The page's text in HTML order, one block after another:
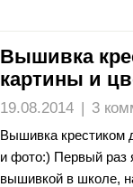
Вышивка
картины и
19.08.2014 | 3
Вышивка крестиком
и фото:) Первый раз
вышивкой в школе,